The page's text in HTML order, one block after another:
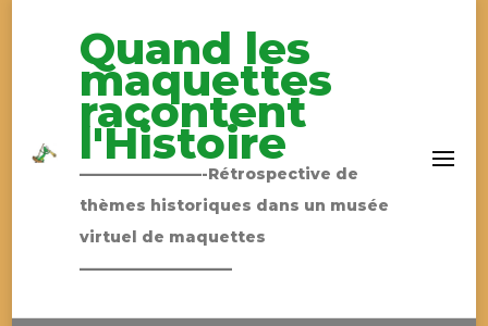
Quand les
maquettes
racontent
l'Histoire
————————-Rétrospective de
thèmes historiques dans un musée
virtuel de maquettes
——————————